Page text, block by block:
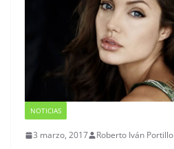
NOTICIAS
3 marzo, 2017 Roberto Iván Portillo